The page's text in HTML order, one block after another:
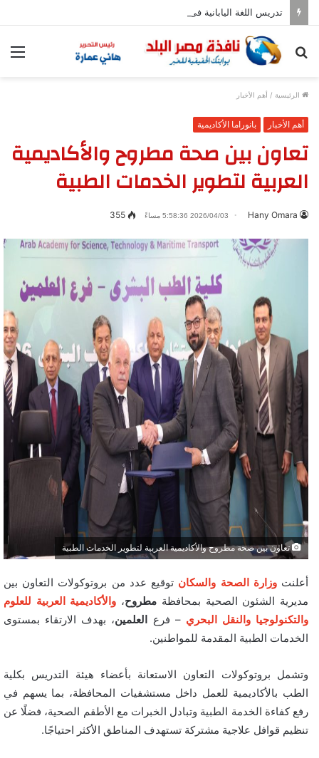
تدريس اللغة اليابانية فى المدارس بدءا من العام المقبل
بحث
الرئيسية / أهم الأخبار
أهم الأخبار بانوراما الأكاديمية
تعاون بين صحة مطروح والأكاديمية
العربية لتطوير الخدمات الطبية
Hany Omara 2026/04/03 5:58:36 مساءً 355
تعاون بين صحة مطروح والأكاديمية العربية لتطوير الخدمات الطبية
أعلنتوزارة الصحة والسكان توقيع عدد من بروتوكولات التعاون بين
مديرية الشئون الصحية بمحافظة مطروح، والأكاديمية العربية للعلوم
والتكنولوجيا والنقل البحري – فرع العلمين، بهدف الارتقاء بمستوى
الخدمات الطبية المقدمة للمواطنين.
وتشمل بروتوكولات التعاون الاستعانة بأعضاء هيئة التدريس بكلية
الطب بالأكاديمية للعمل داخل مستشفيات المحافظة، بما يسهم في
رفع كفاءة الخدمة الطبية وتبادل الخبرات مع الأطقم الصحية، فضلًا عن
تنظيم قوافل علاجية مشتركة تستهدف المناطق الأكثر احتياجًا.